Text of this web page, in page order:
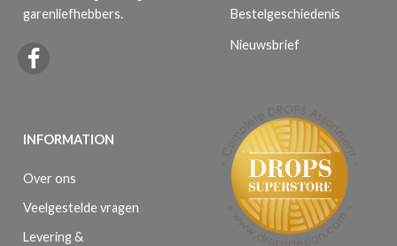
garenliefhebbers.
INFORMATION
Over ons
Veelgestelde vragen
Levering &
Bestelgeschiedenis
Nieuwsbrief